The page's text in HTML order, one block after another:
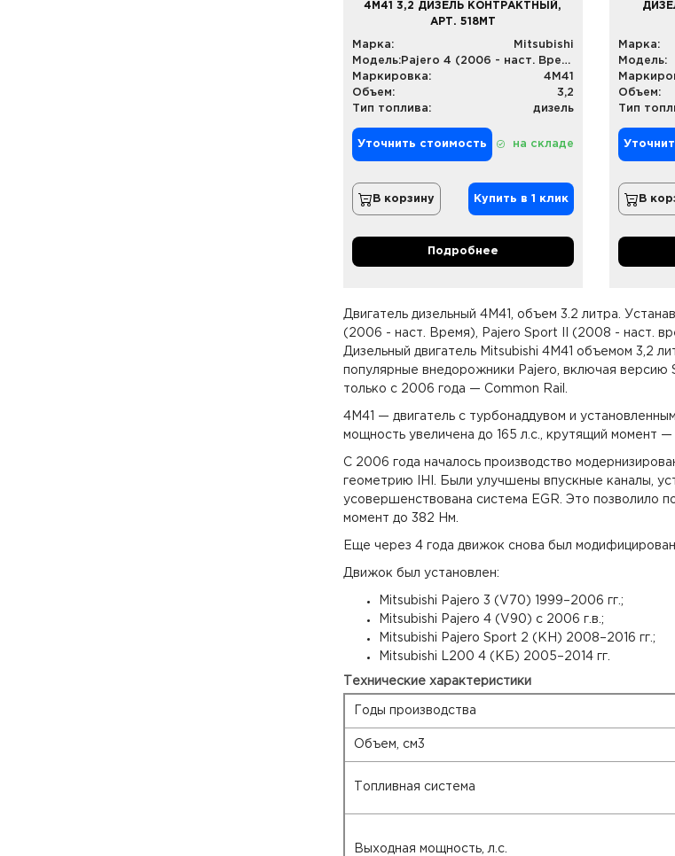
4M41 3,2 ДИЗЕЛЬ КОНТРАКТНЫЙ,
АРТ. 518MT
Марка:
Mitsubishi
Модель:
Pajero 4 (2006 - наст. Время)
Маркировка:
4M41
Объем:
3,2
Тип топлива:
дизель
Уточнить стоимость на складе
В корзину Купить в 1 клик
Подробнее
Марка:
Модель:
Объем:
Тип
В
Двигатель дизельный 4M41, объем 3.2 литра.
(2006 - наст. Время), Pajero Sport II (2008 - наст.
Дизельный двигатель Mitsubishi 4M41 объемом 3,2
популярные внедорожники Pajero, включая версию
только с 2006 года — Common Rail.
4М41 — двигатель с турбонаддувом и
мощность увеличена до 165 л.с., крутящий момент
С 2006 года началось производство
геометрию IHI. Были улучшены впускные каналы,
усовершенствована система EGR. Это позволило
момент до 382 Нм.
Еще через 4 года движок снова был
Движок был установлен:
Mitsubishi Pajero 3 (V70) 1999–2006 гг.;
Mitsubishi Pajero 4 (V90) с 2006 г.в.;
Mitsubishi Pajero Sport 2 (KH) 2008–2016 гг.;
Mitsubishi L200 4 (КБ) 2005–2014 гг.
Технические характеристики
Годы производства
Объем, см3
Топливная система
Выходная мощность, л.с.